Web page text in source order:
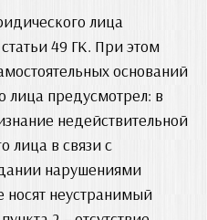
лица
49 ГК. При этом
оснований
предусмотрел: в
недействительной
лица в связи с
нарушениями
носят неустранимый